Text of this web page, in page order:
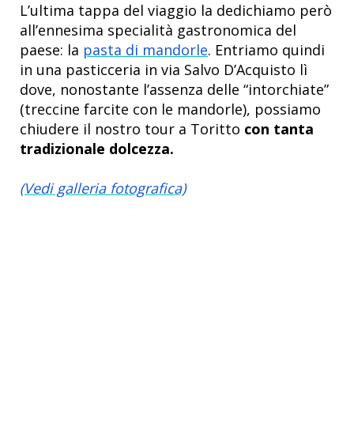
L’ultima tappa del viaggio la dedichiamo però
all’ennesima specialità gastronomica del
paese: la pasta di mandorle. Entriamo quindi
in una pasticceria in via Salvo D’Acquisto lì
dove, nonostante l’assenza delle “intorchiate”
(treccine farcite con le mandorle), possiamo
chiudere il nostro tour a Toritto con tanta
tradizionale dolcezza.
(Vedi galleria fotografica)